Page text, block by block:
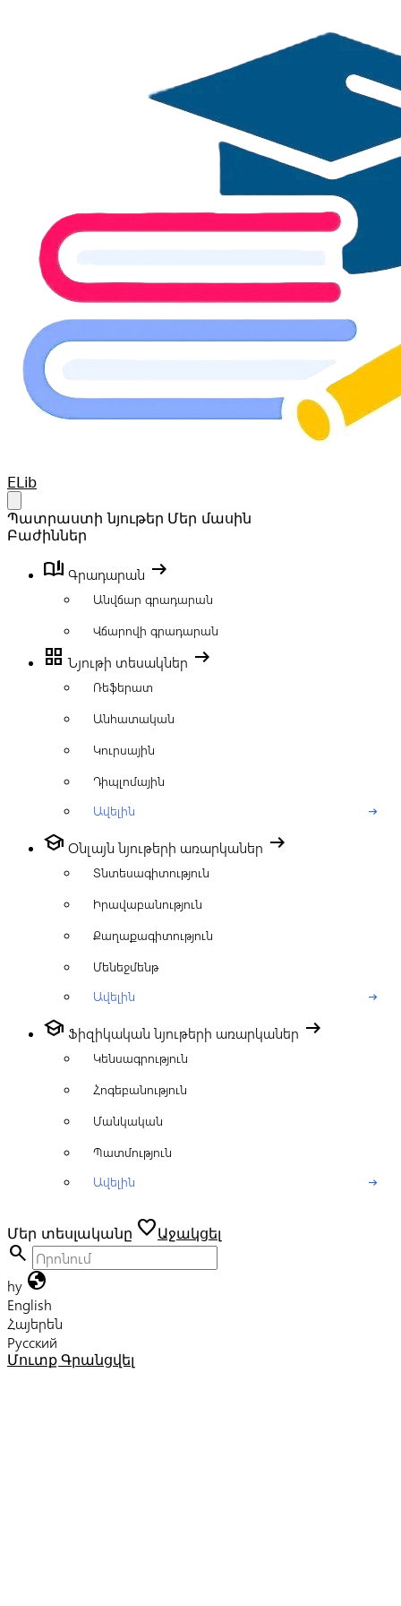
Your Company
ELib
Պատրաստի նյութեր Մեր մասին
Բաժիններ
book_ribbon Գրադարան arrow_right_alt
Անվճար գրադարան
Վճարովի գրադարան
grid_view Նյութի տեսակներ arrow_right_alt
Ռեֆերատ
Անհատական
Կուրսային
Դիպլոմային
Ավելին
arrow_right_alt
school Օնլայն նյութերի առարկաներ arrow_right_alt
Տնտեսագիտություն
Իրավաբանություն
Քաղաքագիտություն
Մենեջմենթ
Ավելին
arrow_right_alt
school Ֆիզիկական նյութերի առարկաներ arrow_right_alt
Կենսագրություն
Հոգեբանություն
Մանկական
Պատմություն
Ավելին
arrow_right_alt
Մեր տեսլականը favoriteԱջակցել
search
hy globe
English
Հայերեն
Русский
Մուտք Գրանցվել